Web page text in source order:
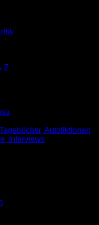
Z
Autofiktionen
Interviews